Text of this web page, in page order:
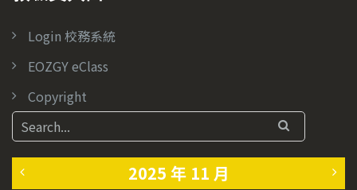
Login 校務系統
EOZGY eClass
Copyright
2025 年 11 月